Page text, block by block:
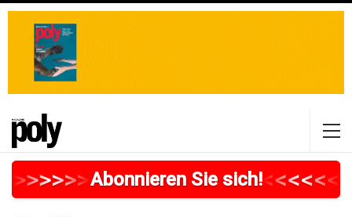
>>>>>>>>>>>>>>>>>
Abonnieren Sie sich!<<<<<<<